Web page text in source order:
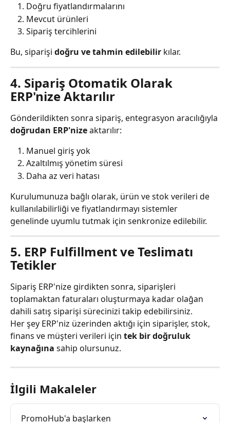
Doğru fiyatlandırmalarını
Mevcut ürünleri
Sipariş tercihlerini
Bu, siparişi doğru ve tahmin edilebilir kılar.
4. Sipariş Otomatik Olarak
ERP'nize Aktarılır
Gönderildikten sonra sipariş, entegrasyon aracılığıyla
doğrudan ERP'nize aktarılır:
Manuel giriş yok
Azaltılmış yönetim süresi
Daha az veri hatası
Kurulumunuza bağlı olarak, ürün ve stok verileri de
kullanılabilirliği ve fiyatlandırmayı sistemler
genelinde uyumlu tutmak için senkronize edilebilir.
5. ERP Fulfillment ve Teslimatı
Tetikler
Sipariş ERP'nize girdikten sonra, siparişleri
toplamaktan faturaları oluşturmaya kadar olağan
dahili satış siparişi sürecinizi takip edebilirsiniz.
Her şey ERP'niz üzerinden aktığı için siparişler, stok,
finans ve müşteri verileri için tek bir doğruluk
kaynağına sahip olursunuz.
İlgili Makaleler
PromoHub'a başlarken